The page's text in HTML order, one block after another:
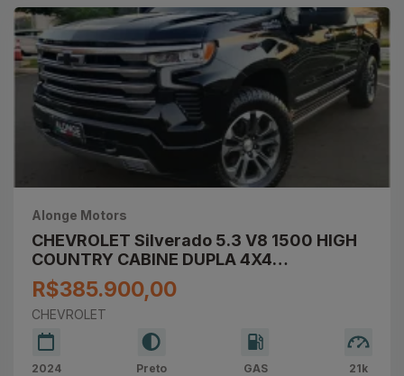
Alonge Motors
CHEVROLET Silverado 5.3 V8 1500 HIGH
COUNTRY CABINE DUPLA 4X4
AUTOMÁTICO
R$385.900,00
CHEVROLET
2024 Preto GAS 21k